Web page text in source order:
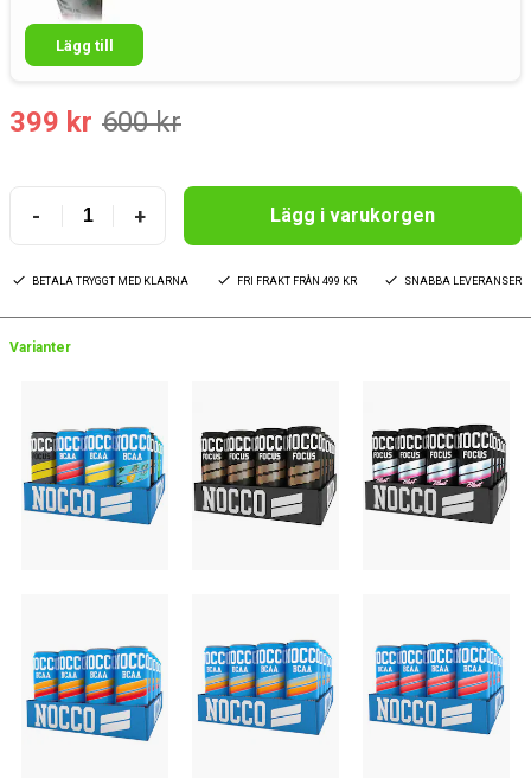
Lägg till
399 kr 600 kr
- + Lägg i varukorgen
BETALA TRYGGT MED KLARNA FRI FRAKT FRÅN 499 KR SNABBA LEVERANSER
Varianter